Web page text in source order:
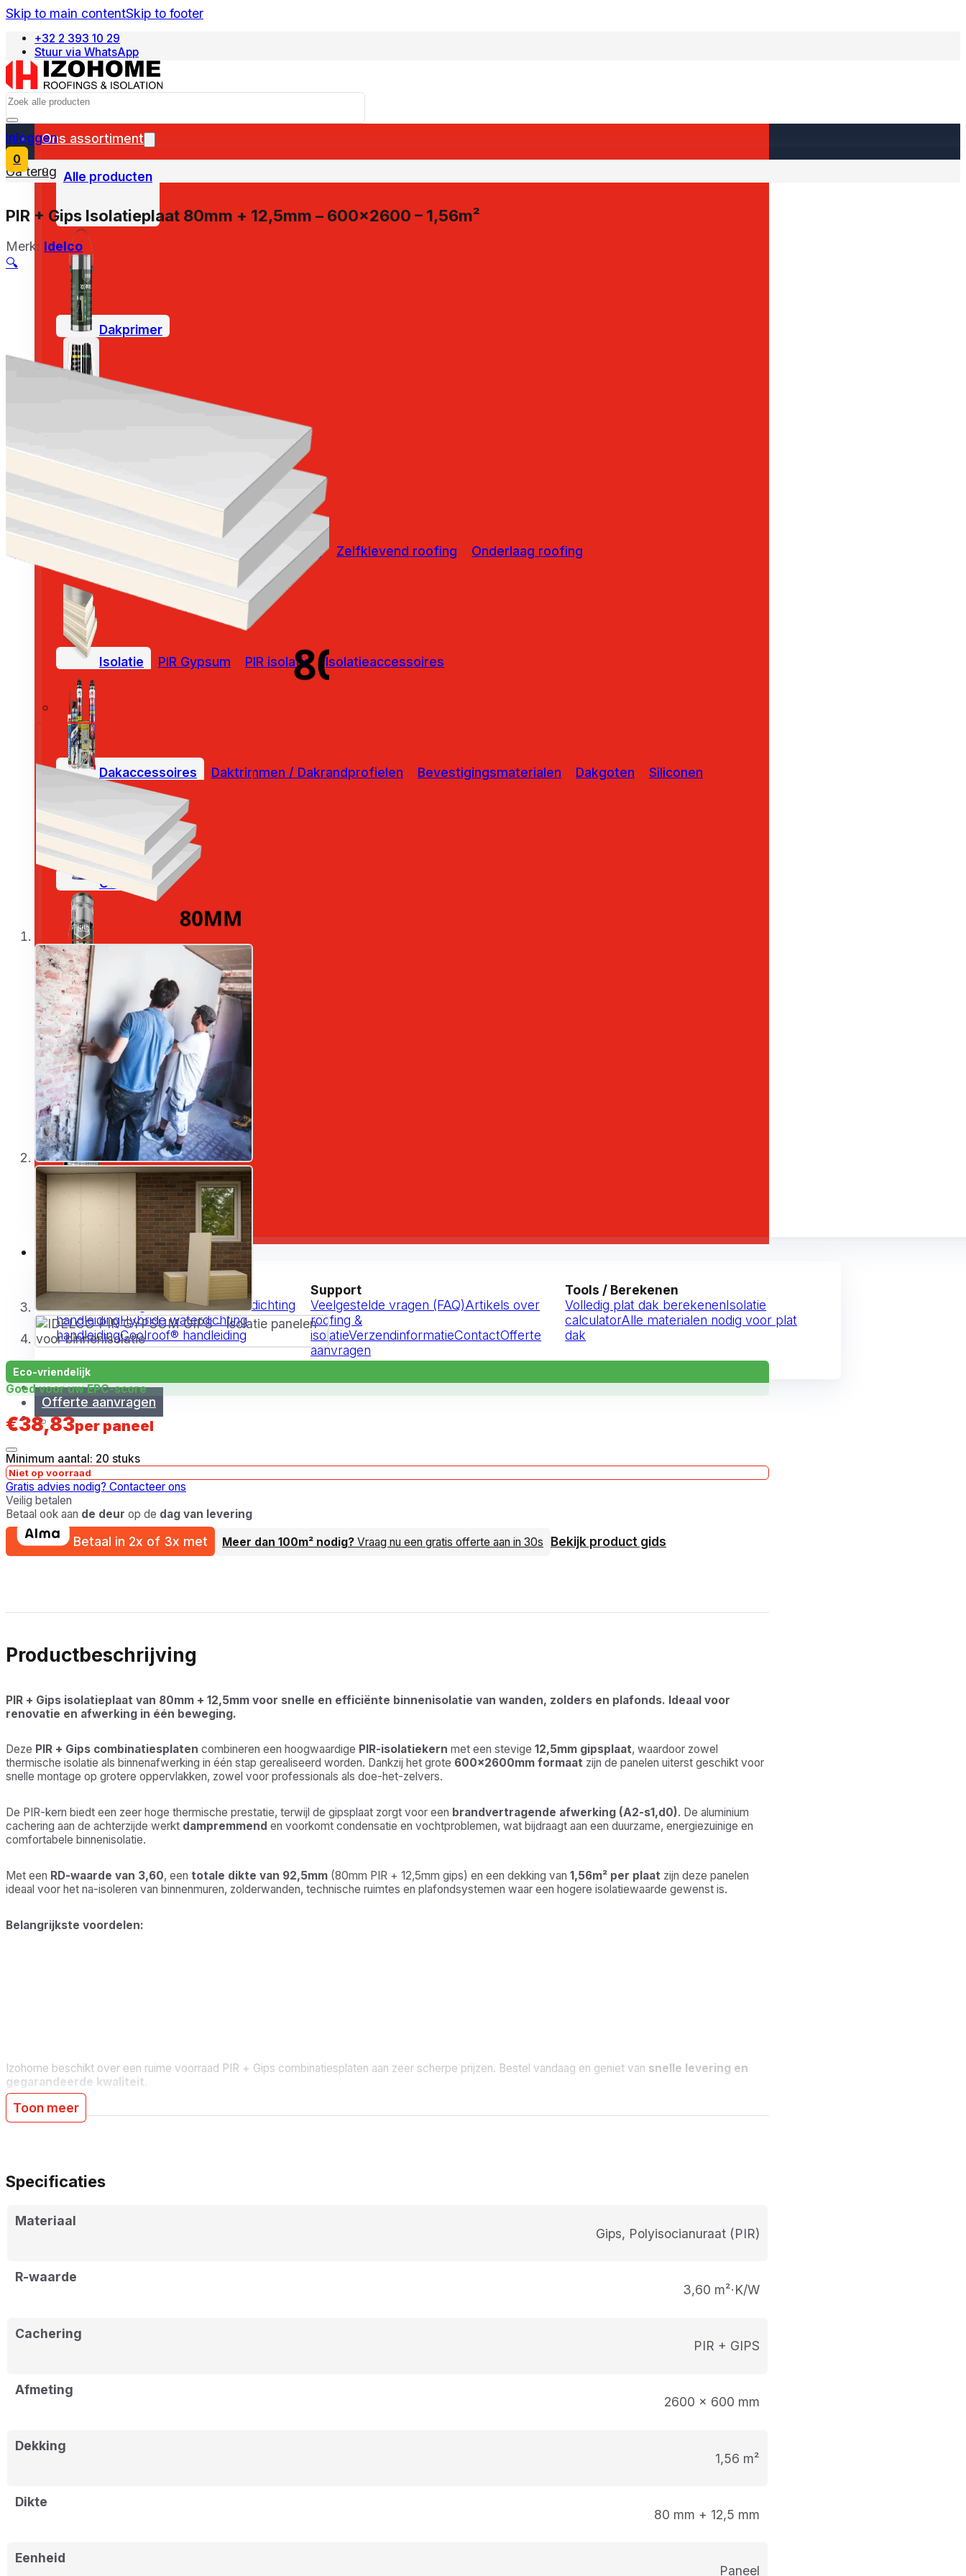
Skip to main contentSkip to footer
+32 2 393 10 29
Stuur via WhatsApp
Français
Search
Inloggen
0
Ons assortiment
Alle producten
Dakprimer
Roofing & Bitumen Toplaag roofing Zelfklevend roofing Onderlaag roofing
Isolatie PIR Gypsum PIR isolatie Isolatieaccessoires
Dakaccessoires Daktrimmen / Dakrandprofielen Bevestigingsmaterialen Dakgoten Siliconen
Coatings
Lijmen
Vloeibare waterdichting
Outlet
Klantenservice
Handleiding
Alle handleidingen Vloeibare waterdichting
handleidingHybride waterdichting
handleidingCoolroof® handleiding
Support
Veelgestelde vragen (FAQ)Artikels over
roofing &
isolatieVerzendinformatieContactOfferte
aanvragen
Tools / Berekenen
Volledig plat dak berekenenIsolatie
calculatorAlle materialen nodig voor plat
dak
Contact
Offerte aanvragen
Ga terug naar winkel
PIR + Gips Isolatieplaat 80mm + 12,5mm – 600×2600 – 1,56m²
Merk: Idelco
🔍
Eco-vriendelijk
Goed voor uw EPC-score
€38,83per paneel
Minimum aantal: 20 stuks
Niet op voorraad
Gratis advies nodig? Contacteer ons
Veilig betalen
Betaal ook aan de deur op de dag van levering
Betaal in 2x of 3x met Meer dan 100m² nodig? Vraag nu een gratis offerte aan in 30s Bekijk product gids
Productbeschrijving
PIR + Gips isolatieplaat van 80mm + 12,5mm voor snelle en efficiënte binnenisolatie van wanden, zolders en plafonds. Ideaal voor
renovatie en afwerking in één beweging.
Deze PIR + Gips combinatiesplaten combineren een hoogwaardige PIR-isolatiekern met een stevige 12,5mm gipsplaat, waardoor zowel
thermische isolatie als binnenafwerking in één stap gerealiseerd worden. Dankzij het grote 600×2600mm formaat zijn de panelen uiterst geschikt voor
snelle montage op grotere oppervlakken, zowel voor professionals als doe-het-zelvers.
De PIR-kern biedt een zeer hoge thermische prestatie, terwijl de gipsplaat zorgt voor een brandvertragende afwerking (A2-s1,d0). De aluminium
cachering aan de achterzijde werkt dampremmend en voorkomt condensatie en vochtproblemen, wat bijdraagt aan een duurzame, energiezuinige en
comfortabele binnenisolatie.
Met een RD-waarde van 3,60, een totale dikte van 92,5mm (80mm PIR + 12,5mm gips) en een dekking van 1,56m² per plaat zijn deze panelen
ideaal voor het na-isoleren van binnenmuren, zolderwanden, technische ruimtes en plafondsystemen waar een hogere isolatiewaarde gewenst is.
Belangrijkste voordelen:
Izohome beschikt over een ruime voorraad PIR + Gips combinatiesplaten aan zeer scherpe prijzen. Bestel vandaag en geniet van snelle levering en
gegarandeerde kwaliteit
Toon meer
Specificaties
Materiaal
Gips, Polyisocianuraat (PIR)
R-waarde
3,60 m²·K/W
Cachering
PIR + GIPS
Afmeting
2600 x 600 mm
Dekking
1,56 m²
Dikte
80 mm + 12,5 mm
Eenheid
paneel